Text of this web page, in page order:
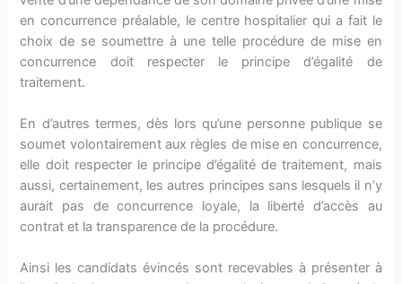
en concurrence préalable, le centre hospitalier qui a fait le
choix de se soumettre à une telle procédure de mise en
concurrence doit respecter le principe d’égalité de
traitement.
En d’autres termes, dès lors qu’une personne publique se
soumet volontairement aux règles de mise en concurrence,
elle doit respecter le principe d’égalité de traitement, mais
aussi, certainement, les autres principes sans lesquels il n’y
aurait pas de concurrence loyale, la liberté d’accès au
contrat et la transparence de la procédure.
Ainsi les candidats évincés sont recevables à présenter à